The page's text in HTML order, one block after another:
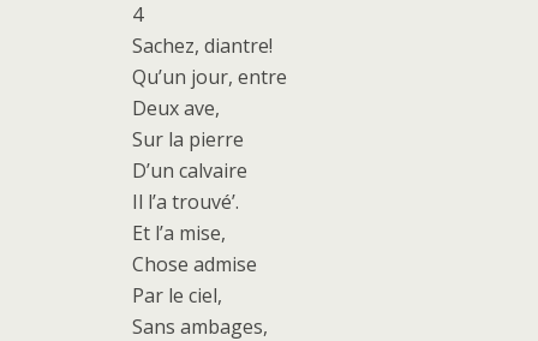
4
Sachez, diantre!
Qu’un jour, entre
Deux ave,
Sur la pierre
D’un calvaire
Il l’a trouvé’.
Et l’a mise,
Chose admise
Par le ciel,
Sans ambages,